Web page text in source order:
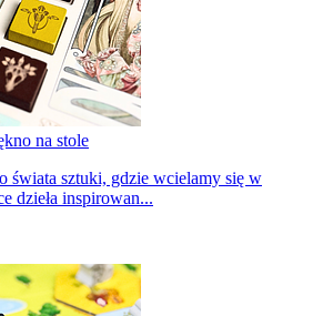
na stole
świata sztuki, gdzie wcielamy się w
dzieła inspirowan...